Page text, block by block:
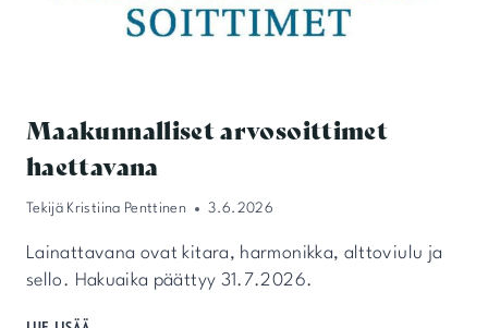
Maakunnalliset arvosoittimet
haettavana
Tekijä Kristiina Penttinen 3.6.2026
Lainattavana ovat kitara, harmonikka, alttoviulu ja
sello. Hakuaika päättyy 31.7.2026.